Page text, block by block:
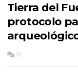
Tierra del
protocolo
0